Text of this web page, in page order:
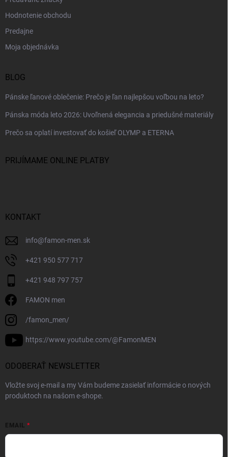
Hodnotenie obchodu
Predajne
Moja objednávka
BLOG
Pánske ľanové oblečenie: Prečo je ľan najlepšou voľbou na leto?
Pánska móda leto 2026: Uvoľnená elegancia a priedušné materiály
Prečo sa oplatí investovať do košieľ OLYMP a ETERNA
PRIJÍMAME ONLINE PLATBY
KONTAKT
info@famon-men.sk
+421 950 577 717
+421 948 797 757
FAMON men
/famon_men/
https://www.youtube.com/@FamonMEN
ODOBERAŤ NEWSLETTER
Vložte svoj e-mail a my Vám budeme zasielať informácie o nových
produktoch na našom e-shope.
EMAIL